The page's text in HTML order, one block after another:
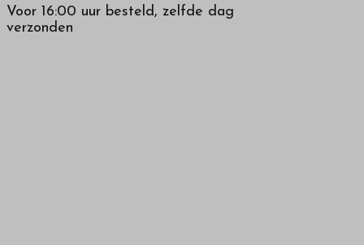
Voor 16:00 uur besteld, zelfde dag
verzonden